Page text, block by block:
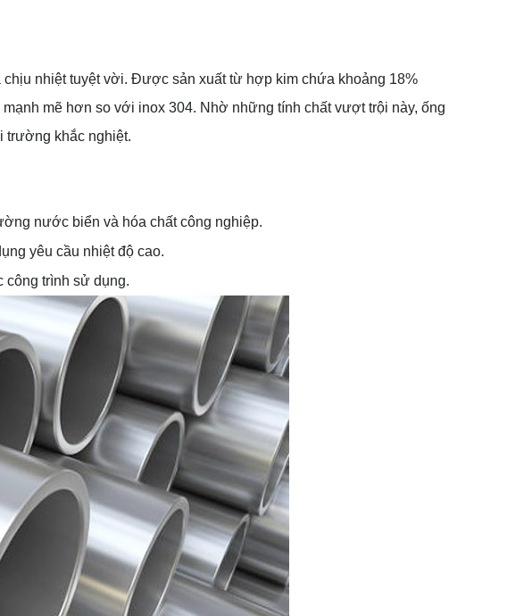
nhiệt tuyệt vời. Được sản xuất từ hợp kim chứa khoảng 18%
mẽ hơn so với inox 304. Nhờ những tính chất vượt trội này, ống
trường khắc nghiệt.
nước biển và hóa chất công nghiệp.
yêu cầu nhiệt độ cao.
công trình sử dụng.